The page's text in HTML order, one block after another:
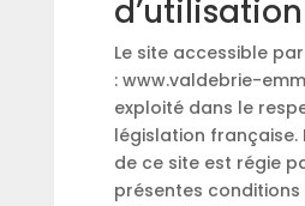
d’utilisation
Le site accessible
: www.valdebrie-
exploité dans le
législation française.
de ce site est régie
présentes conditions